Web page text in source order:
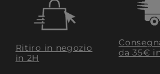
Ritiro in negozio
in 2H
da 35€​